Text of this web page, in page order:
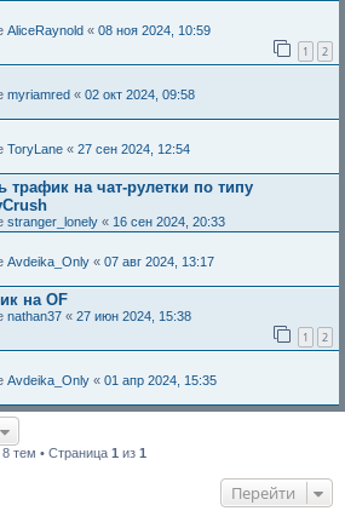
AliceRaynold « 08 ноя 2024, 10:59
1 2
myriamred « 02 окт 2024, 09:58
ToryLane « 27 сен 2024, 12:54
трафик на чат-рулетки по типу
stranger_lonely « 16 сен 2024, 20:33
Avdeika_Only « 07 авг 2024, 13:17
на OF
nathan37 « 27 июн 2024, 15:38
1 2
Avdeika_Only « 01 апр 2024, 15:35
8 тем • Страница 1 из 1
Перейти